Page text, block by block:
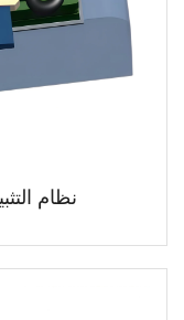
نظام